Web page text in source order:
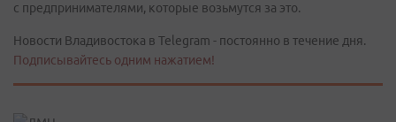
с предпринимателями, которые возьмутся за это.
Новости Владивостока в Telegram - постоянно в течение дня.
Подписывайтесь одним нажатием!